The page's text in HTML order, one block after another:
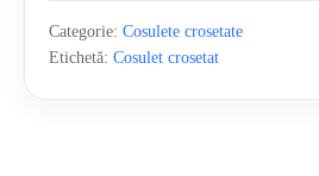
Categorie: Cosulete crosetate
Etichetă: Cosulet crosetat